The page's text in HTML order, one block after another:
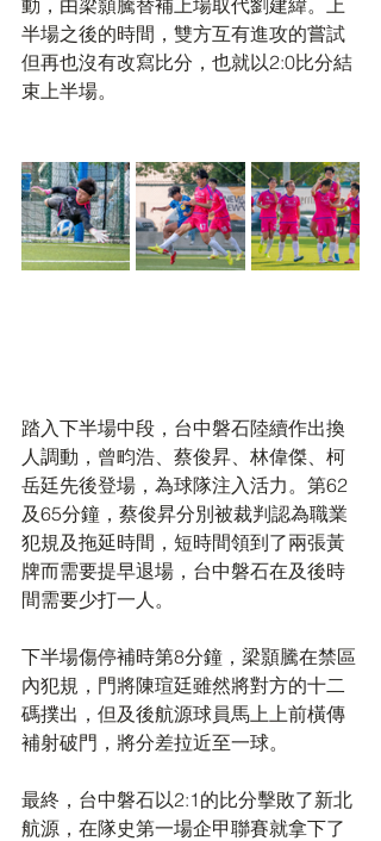
半場之後的時間，雙方互有進攻的嘗試
但再也沒有改寫比分，也就以2:0比分結
束上半場。
踏入下半場中段，台中磐石陸續作出換
人調動，曾畇浩、蔡俊昇、林偉傑、柯
岳廷先後登場，為球隊注入活力。第62
及65分鐘，蔡俊昇分別被裁判認為職業
犯規及拖延時間，短時間領到了兩張黃
牌而需要提早退場，台中磐石在及後時
間需要少打一人。
下半場傷停補時第8分鐘，梁顥騰在禁區
內犯規，門將陳瑄廷雖然將對方的十二
碼撲出，但及後航源球員馬上上前橫傳
補射破門，將分差拉近至一球。
最終，台中磐石以2:1的比分擊敗了新北
航源，在隊史第一場企甲聯賽就拿下了